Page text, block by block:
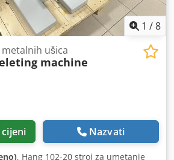
1 /8
ušica
machine
Nazvati
, Hang 102-20 stroj za umetanje